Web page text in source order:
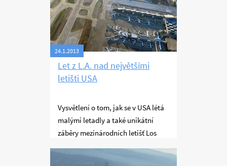
24.1.2013
Let z L.A. nad největšími
letišti USA
Vysvětlení o tom, jak se v USA létá
malými letadly a také unikátní
záběry mezinárodních letišť Los
západního pobřeží USA.
Létání